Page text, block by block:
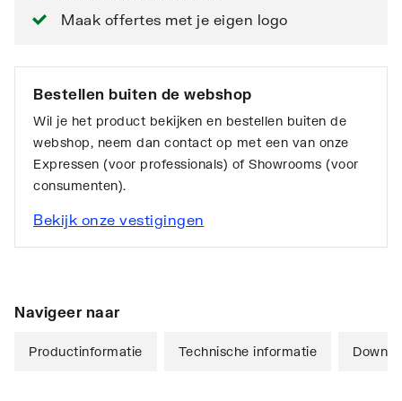
Maak offertes met je eigen logo
Bestellen buiten de webshop
Wil je het product bekijken en bestellen buiten de
webshop, neem dan contact op met een van onze
Expressen (voor professionals) of Showrooms (voor
consumenten).
Bekijk onze vestigingen
Navigeer naar
Productinformatie Technische informatie